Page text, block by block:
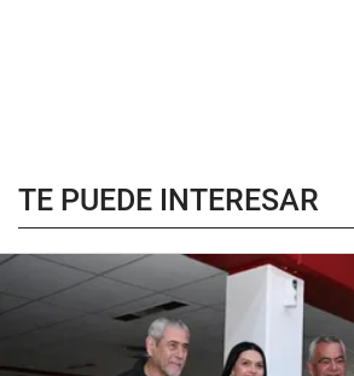
TE PUEDE INTERESAR